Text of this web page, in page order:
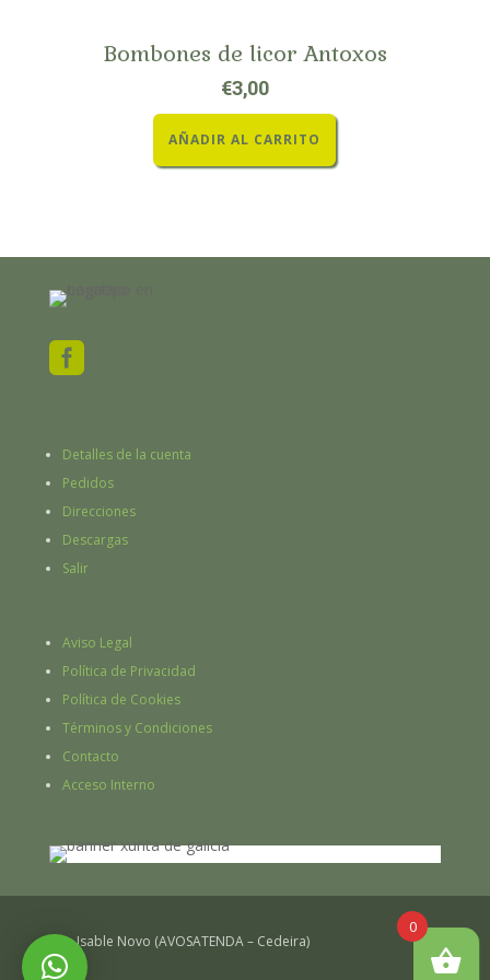
Bombones de licor Antoxos
€3,00
AÑADIR AL CARRITO

Detalles de la cuenta
Pedidos
Direcciones
Descargas
Salir
Aviso Legal
Política de Privacidad
Política de Cookies
Términos y Condiciones
Contacto
Acceso Interno
Ana Isable Novo (AVOSATENDA – Cedeira)
0